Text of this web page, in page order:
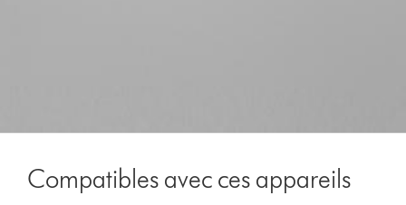
Compatibles avec ces appareils